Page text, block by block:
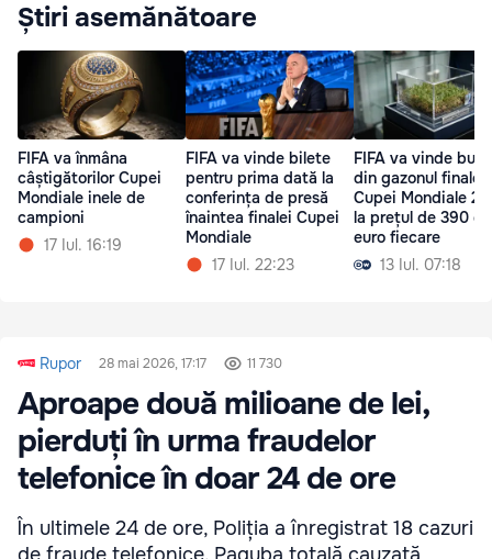
Știri asemănătoare
FIFA va înmâna
câștigătorilor Cupei
Mondiale inele de
campioni
17 Iul. 16:19
FIFA va vinde bilete
pentru prima dată la
conferința de presă
înaintea finalei Cupei
Mondiale
17 Iul. 22:23
FIFA va vinde
din gazonul finalei
Cupei Mondiale
la prețul de 390 de
euro fiecare
13 Iul. 07:18
Rupor 28 mai 2026, 17:17 11 730
Aproape două milioane de lei,
pierduți în urma fraudelor
telefonice în doar 24 de ore
În ultimele 24 de ore, Poliția a înregistrat 18 cazuri